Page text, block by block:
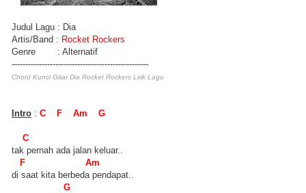
Judul Lagu : Dia
Artis/Band : Rocket Rockers
Genre : Alternatif
--------------------------------------------------
Chord Kunci Gitar Dia Rocket Rockers Lirik Lagu
Intro : C F Am G
C
tak pernah ada jalan keluar..
F Am
di saat kita berbeda pendapat..
G